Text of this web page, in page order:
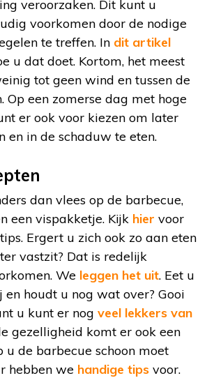
veroorzaken. Dit kunt u
voorkomen door de nodige
te treffen. In dit artikel
u dat doet. Kortom, het meest
tot geen wind en tussen de
Op een zomerse dag met hoge
er ook voor kiezen om later
en in de schaduw te eten.
dan vlees op de barbecue,
een vispakketje. Kijk hier voor
Ergert u zich ook zo aan eten
vastzit? Dat is redelijk
We leggen het uit. Eet u
en houdt u nog wat over? Gooi
u kunt er nog veel lekkers van
gezelligheid komt er ook een
de barbecue schoon moet
hebben we handige tips voor.